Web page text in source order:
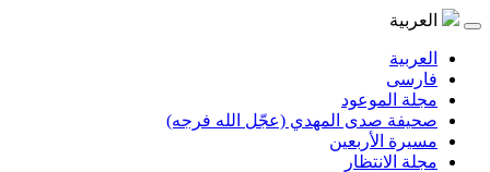
العربية
العربية
فارسی
مجلة الموعود
صحيفة صدى المهدي (عجّل الله فرجه)
مسيرة الأربعين
مجلة الانتظار